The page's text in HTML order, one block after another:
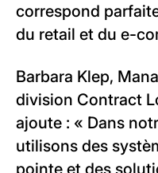
correspond
du retail et du e-
Barbara Klep,
division Contract
ajoute : « Dans
utilisons des
pointe et des